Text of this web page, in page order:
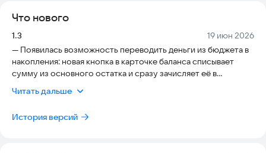
файл.
Что нового
Версия:
1.3 Дата:
19 июн 2026
— Появилась возможность переводить деньги из бюджета в
накопления: новая кнопка в карточке баланса списывает
сумму из основного остатка и сразу зачисляет её в
доступный остаток.
Перевод в накопления» (защищена от редактирования и
Читать дальше
История версий